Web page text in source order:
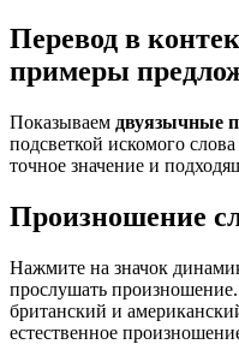
Перевод в
примеры
Показываем двуязычные
подсветкой искомого
точное значение и
Произношение
Нажмите на значок
прослушать
британский и
естественное